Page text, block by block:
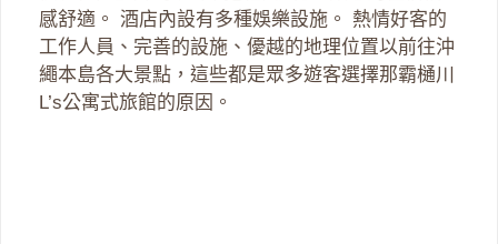
感舒適。 酒店內設有多種娛樂設施。 熱情好客的
工作人員、完善的設施、優越的地理位置以前往沖
繩本島各大景點，這些都是眾多遊客選擇那霸樋川
L’s公寓式旅館的原因。